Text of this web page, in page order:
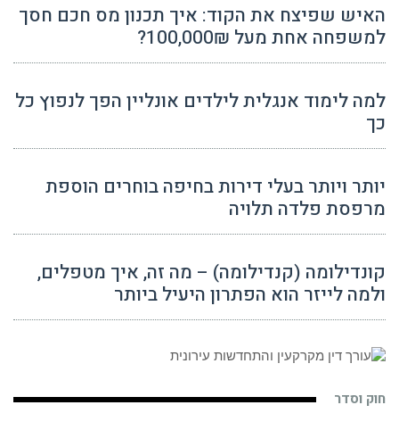
האיש שפיצח את הקוד: איך תכנון מס חכם חסך
למשפחה אחת מעל 100,000₪?
למה לימוד אנגלית לילדים אונליין הפך לנפוץ כל
כך
יותר ויותר בעלי דירות בחיפה בוחרים הוספת
מרפסת פלדה תלויה
קונדילומה (קנדילומה) – מה זה, איך מטפלים,
ולמה לייזר הוא הפתרון היעיל ביותר
חוק וסדר